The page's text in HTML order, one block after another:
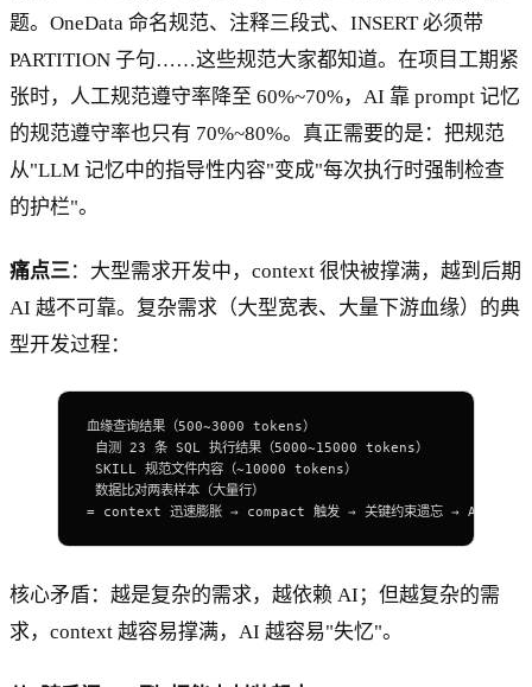
题。OneData 命名规范、注释三段式、INSERT 必须带
PARTITION 子句……这些规范大家都知道。在项目工期紧
张时，人工规范遵守率降至 60%~70%，AI 靠 prompt 记忆
的规范遵守率也只有 70%~80%。真正需要的是：把规范
从"LLM 记忆中的指导性内容"变成"每次执行时强制检查
的护栏"。
痛点三：大型需求开发中，context 很快被撑满，越到后期
AI 越不可靠。复杂需求（大型宽表、大量下游血缘）的典
型开发过程：
血缘查询结果（500~3000 tokens）
自测 23 条 SQL 执行结果（5000~15000 tokens）
SKILL 规范文件内容（~10000 tokens）
数据比对两表样本（大量行）
= context 迅速膨胀 → compact 触发 → 关键约束遗忘 → AI 开始犯
核心矛盾：越是复杂的需求，越依赖 AI；但越复杂的需
求，context 越容易撑满，AI 越容易"失忆"。